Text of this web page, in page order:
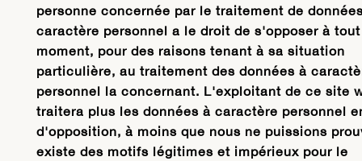
personne concernée par le traitement de
caractère personnel a le droit de s'opposer à tout
moment, pour des raisons tenant à sa situation
particulière, au traitement des données à
personnel la concernant. L'exploitant de ce site
traitera plus les données à caractère personnel
d'opposition, à moins que nous ne puissions
existe des motifs légitimes et impérieux pour le